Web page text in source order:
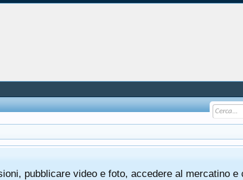
pubblicare video e foto, accedere al mercatino e